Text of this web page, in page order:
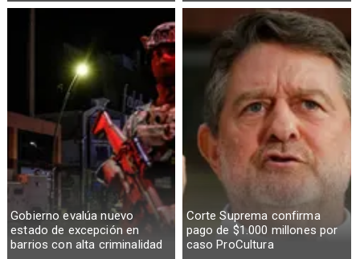
Gobierno evalúa nuevo
estado de excepción en
barrios con alta criminalidad
Corte Suprema confirma
pago de $1.000 millones por
caso ProCultura